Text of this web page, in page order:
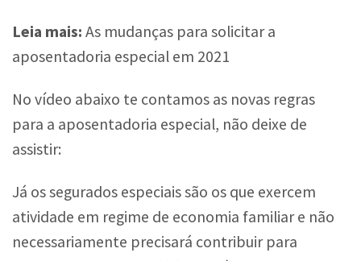
Leia mais: As mudanças para solicitar a
aposentadoria especial em 2021
No vídeo abaixo te contamos as novas regras
para a aposentadoria especial, não deixe de
assistir:
Já os segurados especiais são os que exercem
atividade em regime de economia familiar e não
necessariamente precisará contribuir para